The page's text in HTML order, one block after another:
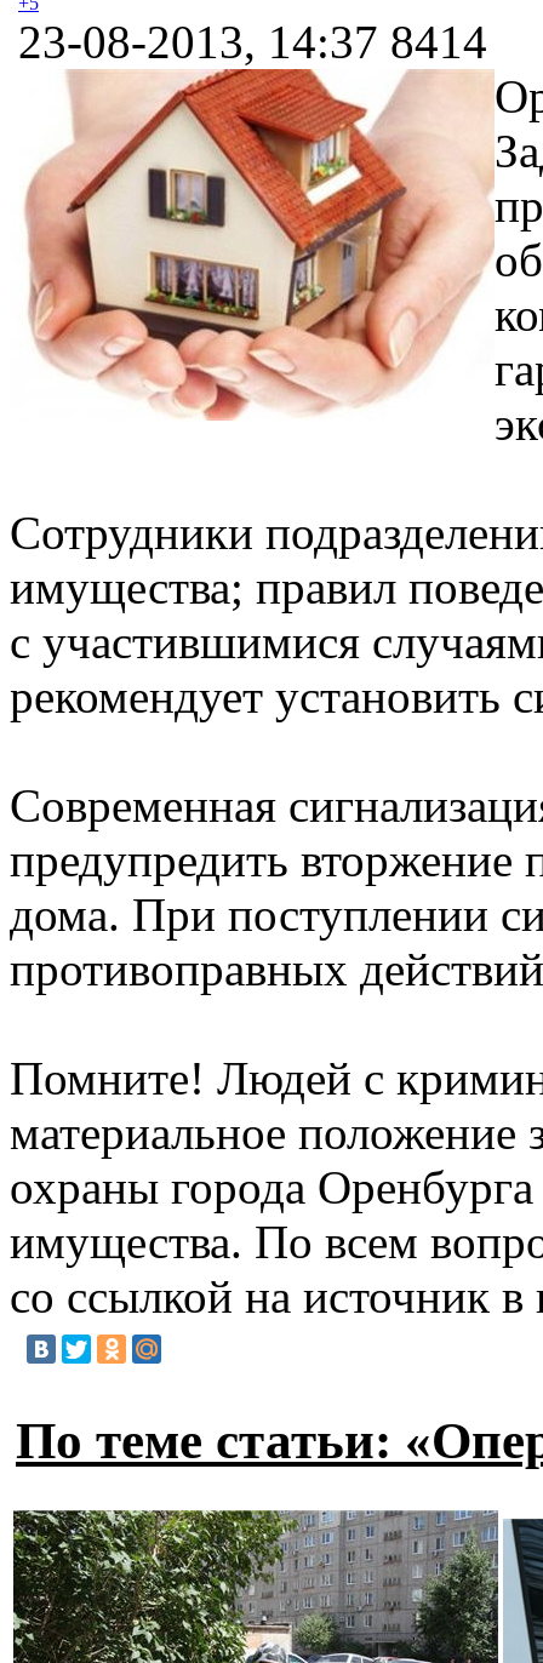
23-08-2013, 14:37 8414
Сотрудники
имущества; правил
с участившимися
рекомендует
Современная
предупредить вторжение
дома. При поступлении
противоправных
Помните! Людей с
материальное положение
охраны города
имущества. По всем
со ссылкой на источник
По теме статьи: